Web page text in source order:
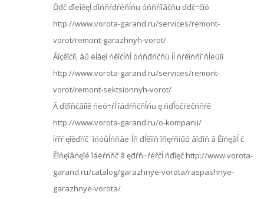
Ďđč ďîëîěęĺ ďîńňŕđŕéňĺńü óńňŕíîâčňü ďđč÷číó
http://www.vorota-garand.ru/services/remont-
vorot/remont-garazhnyh-vorot/
Âîçěîćíî, âű ëĺăęî ńěîćĺňĺ óńňđŕíčňü ĺĺ ńŕěîńňî˙ňĺëüíî
http://www.vorota-garand.ru/services/remont-
vorot/remont-sektsionnyh-vorot/
Â ďđîňčâíîě ńëó÷ŕĺ îáđŕňčňĺńü ę ńďĺöčŕëčńňŕě
http://www.vorota-garand.ru/o-kompanii/
Íŕřŕ ęîěďŕíč˙ îńóůĺńňâë˙ĺň đĺěîíň îňęŕňíűő âîđîň â Ěîńęâĺ č
Ěîńęîâńęîé îáëŕńňč â ęđŕň÷ŕéřčĺ ńđîęč http://www.vorota-
garand.ru/catalog/garazhnye-vorota/raspashnye-
garazhnye-vorota/